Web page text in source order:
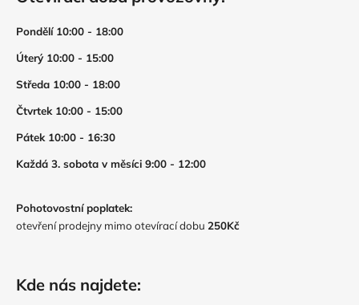
Pondělí 10:00 - 18:00
Úterý 10:00 - 15:00
Středa 10:00 - 18:00
Čtvrtek 10:00 - 15:00
Pátek 10:00 - 16:30
Každá 3. sobota v měsíci 9:00 - 12:00
Pohotovostní poplatek:
otevření prodejny mimo otevírací dobu 250Kč
Kde nás najdete: